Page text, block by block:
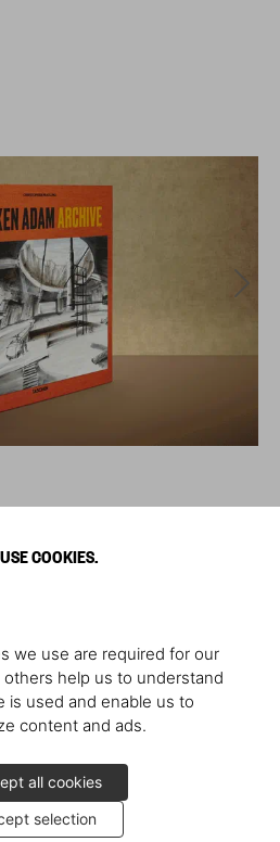
COOKIES.
we use are required for our
help us to understand
is used and enable us to
content and ads.
all cookies
selection